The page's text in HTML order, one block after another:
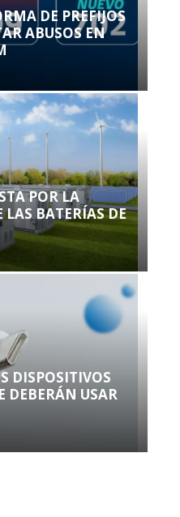
DE PREFIJOS
ABUSOS EN
POR LA
LAS BATERÍAS DE
DISPOSITIVOS
DEBERÁN USAR